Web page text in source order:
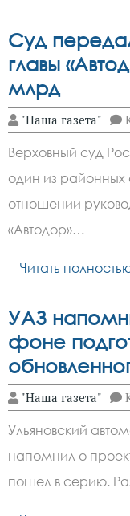
Суд
главы
млрд
"Наша газета"
Верховный суд
один из районных
отношении
«Автодор»…
Читать
УАЗ
фоне
"Наша газета"
Ульяновский
напомнил о
пошел в серию.